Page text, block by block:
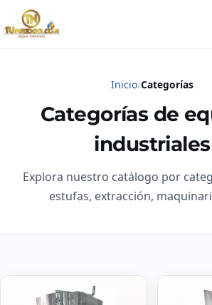
Inicio Categorías
Categorías de
industriales
Explora nuestro catálogo por
estufas, extracción,